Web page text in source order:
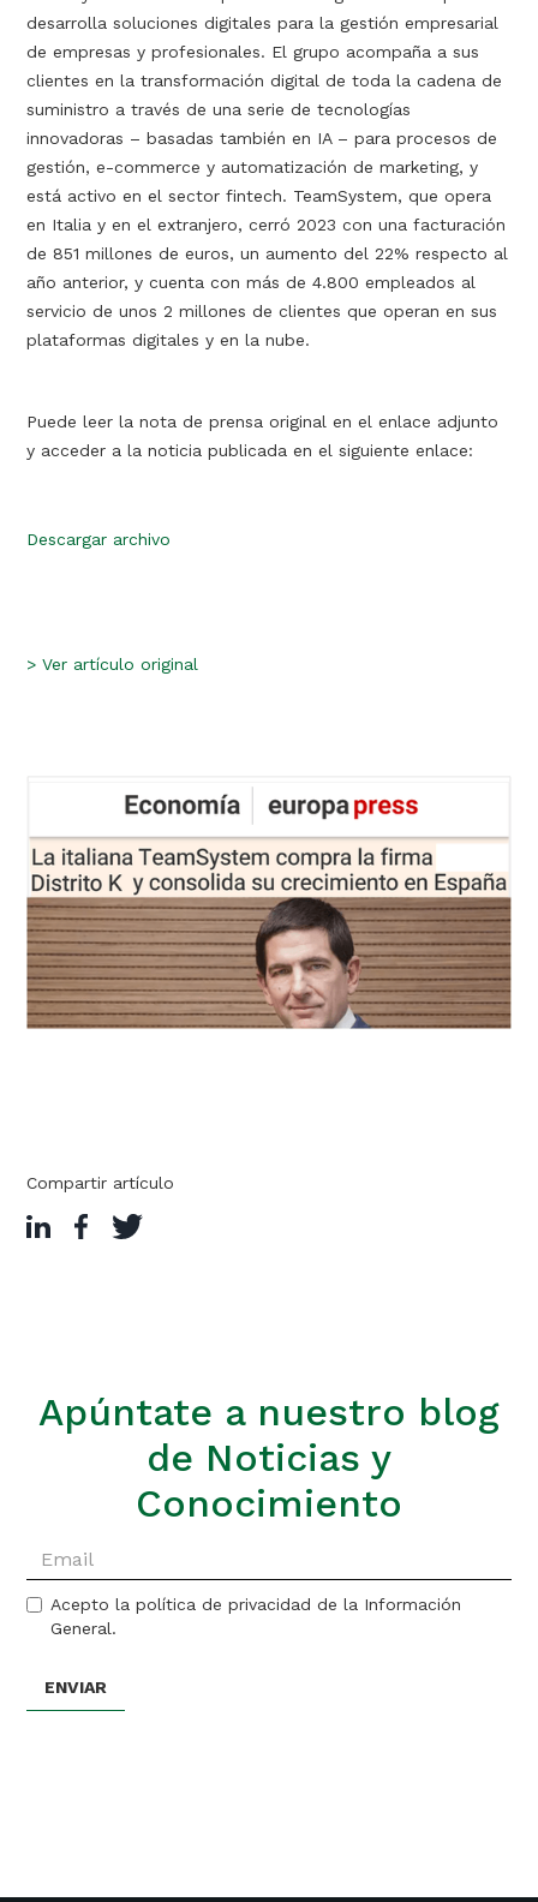
desarrolla soluciones digitales para la gestión empresarial
de empresas y profesionales. El grupo acompaña a sus
clientes en la transformación digital de toda la cadena de
suministro a través de una serie de tecnologías
innovadoras – basadas también en IA – para procesos de
gestión, e-commerce y automatización de marketing, y
está activo en el sector fintech. TeamSystem, que opera
en Italia y en el extranjero, cerró 2023 con una facturación
de 851 millones de euros, un aumento del 22% respecto al
año anterior, y cuenta con más de 4.800 empleados al
servicio de unos 2 millones de clientes que operan en sus
plataformas digitales y en la nube.
Puede leer la nota de prensa original en el enlace adjunto
y acceder a la noticia publicada en el siguiente enlace:
Descargar archivo
> Ver artículo original
Compartir artículo
Apúntate a nuestro blog
de Noticias y
Conocimiento
Acepto la política de privacidad de la Información
General.